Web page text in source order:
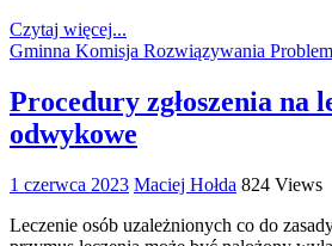
Czytaj więcej...
Gminna Komisja Rozwiązywania
Procedury zgłoszenia na
odwykowe
1 czerwca 2023 Maciej Hołda 824 Views
Leczenie osób uzależnionych co do